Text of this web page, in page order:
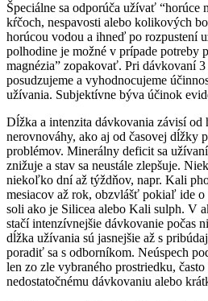
Špeciálne sa odporúča užívať “horúce
kŕčoch, nespavosti alebo kolikových
horúcou vodou a ihneď po rozpustení
polhodine je možné v prípade potreby
magnézia” zopakovať. Pri dávkovaní
posudzujeme a vyhodnocujeme
užívania. Subjektívne býva účinok
Dĺžka a intenzita dávkovania závisí
nerovnováhy, ako aj od časovej dĺžky
problémov. Minerálny deficit sa
znižuje a stav sa neustále zlepšuje.
niekoľko dní až týždňov, napr. Kali
mesiacov až rok, obzvlášť pokiaľ ide o
soli ako je Silicea alebo Kali sulph. V
stačí intenzívnejšie dávkovanie počas
dĺžka užívania sú jasnejšie až s
poradiť sa s odborníkom. Neúspech
len zo zle vybraného prostriedku,
nedostatočnému dávkovaniu alebo